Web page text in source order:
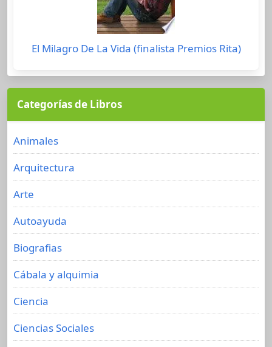
El Milagro De La Vida (finalista Premios Rita)
Categorías de Libros
Animales
Arquitectura
Arte
Autoayuda
Biografias
Cábala y alquimia
Ciencia
Ciencias Sociales